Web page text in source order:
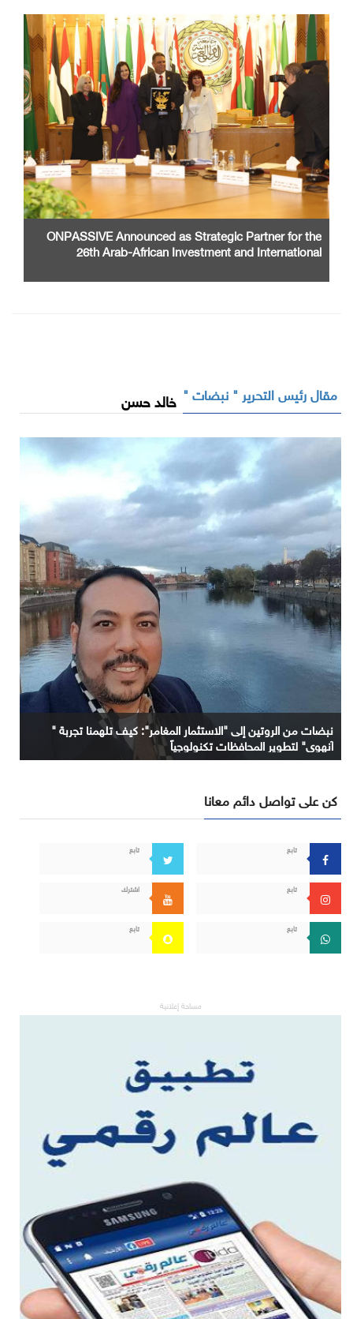
ONPASSIVE Announced as Strategic Partner for the
26th Arab-African Investment and International
مقال رئيس التحرير " نبضات " خالد حسن
نبضات من الروتين إلى "الاستثمار المغامر": كيف تلهمنا تجربة "
آنهوي" لتطوير المحافظات تكنولوجياً
كن على تواصل دائم معانا
تابع تابع
تابع اشترك
تابع تابع
مساحة إعلانية